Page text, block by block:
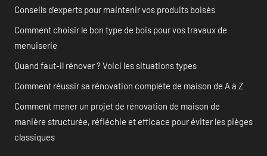
Conseils d’experts pour maintenir vos produits boisés
Comment choisir le bon type de bois pour vos travaux de
menuiserie
Quand faut-il rénover ? Voici les situations types
Comment réussir sa rénovation complète de maison de A à Z
Comment mener un projet de rénovation de maison de
manière structurée, réfléchie et efficace pour éviter les pièges
classiques